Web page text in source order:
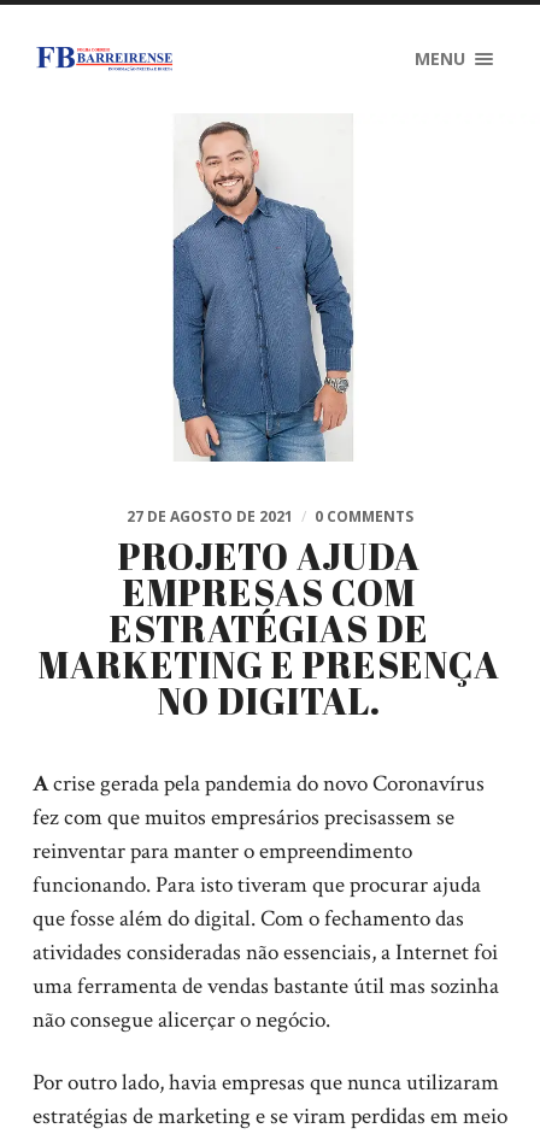
MENU
27 DE AGOSTO DE 2021 / 0 COMMENTS
PROJETO AJUDA
EMPRESAS COM
ESTRATÉGIAS DE
MARKETING E PRESENÇA
NO DIGITAL.
Acrise gerada pela pandemia do novo Coronavírus
fez com que muitos empresários precisassem se
reinventar para manter o empreendimento
funcionando. Para isto tiveram que procurar ajuda
que fosse além do digital. Com o fechamento das
atividades consideradas não essenciais, a Internet foi
uma ferramenta de vendas bastante útil mas sozinha
não consegue alicerçar o negócio.
Por outro lado, havia empresas que nunca utilizaram
estratégias de marketing e se viram perdidas em meio